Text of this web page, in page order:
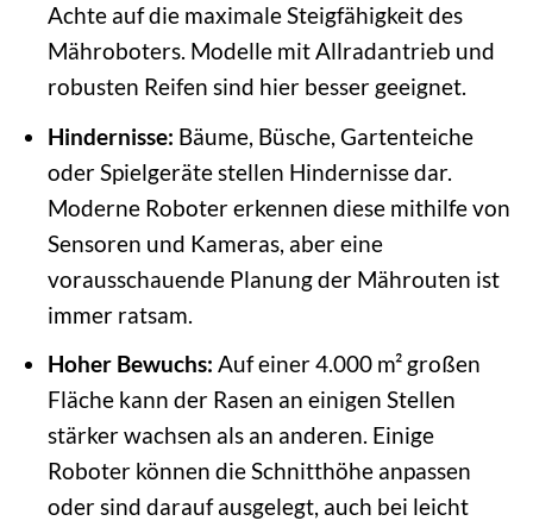
Achte auf die maximale Steigfähigkeit des
Mähroboters. Modelle mit Allradantrieb und
robusten Reifen sind hier besser geeignet.
Hindernisse: Bäume, Büsche, Gartenteiche
oder Spielgeräte stellen Hindernisse dar.
Moderne Roboter erkennen diese mithilfe von
Sensoren und Kameras, aber eine
vorausschauende Planung der Mährouten ist
immer ratsam.
Hoher Bewuchs: Auf einer 4.000 m² großen
Fläche kann der Rasen an einigen Stellen
stärker wachsen als an anderen. Einige
Roboter können die Schnitthöhe anpassen
oder sind darauf ausgelegt, auch bei leicht